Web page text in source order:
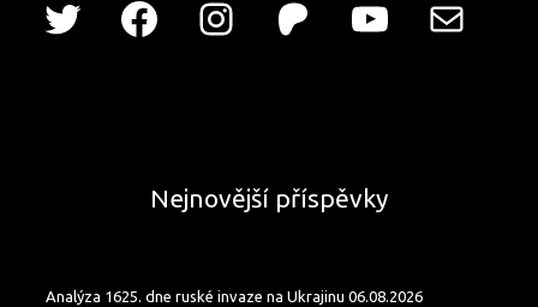
Nejnovější příspěvky
Analýza 1625. dne ruské invaze na Ukrajinu 06.08.2026